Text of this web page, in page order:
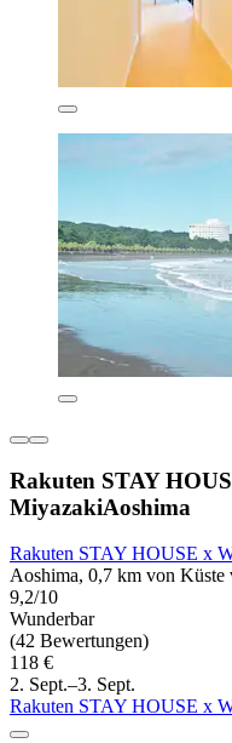
Rakuten STAY
MiyazakiAoshima
Rakuten STAY HOUSE x
Aoshima, 0,7 km von
9,2/10
Wunderbar
(42 Bewertungen)
118 €
2. Sept.–3. Sept.
Rakuten STAY HOUSE x